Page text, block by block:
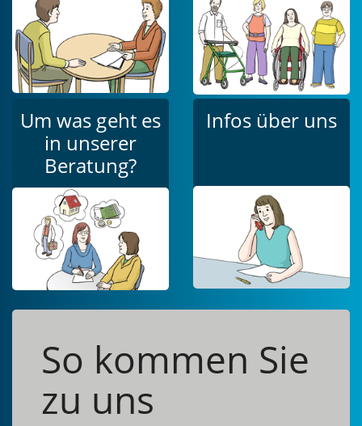
Um was geht es
in unserer
Beratung?
Infos über uns
So kommen Sie
zu uns